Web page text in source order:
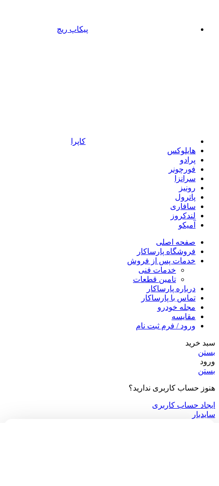
پیکاپ ریچ
کاپرا
هایلوکس
پرادو
فورچونر
سرانزا
رونیز
پاترول
سافاری
لندکروز
آمیکو
صفحه اصلی
فروشگاه پارساکار
خدمات پس از فروش
خدمات فنی
تامین قطعات
درباره پارساکار
تماس با پارساکار
مجله خودرو
مقایسه
ورود / فرم ثبت نام
سبد خرید
بستن
ورود
بستن
هنوز حساب کاربری ندارید؟
ایجاد حساب کاربری
سایدبار